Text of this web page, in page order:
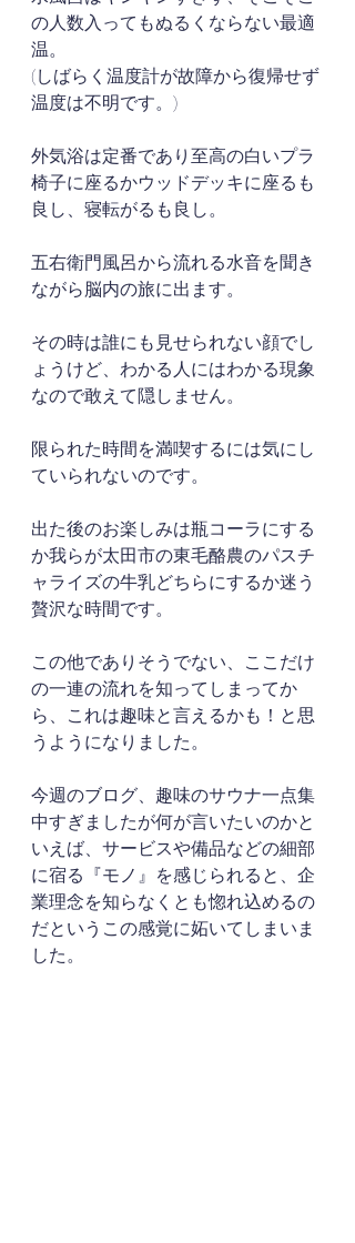
の人数入ってもぬるくならない最適
温。
(しばらく温度計が故障から復帰せず
温度は不明です。)
外気浴は定番であり至高の白いプラ
椅子に座るかウッドデッキに座るも
良し、寝転がるも良し。
五右衛門風呂から流れる水音を聞き
ながら脳内の旅に出ます。
その時は誰にも見せられない顔でし
ょうけど、わかる人にはわかる現象
なので敢えて隠しません。
限られた時間を満喫するには気にし
ていられないのです。
出た後のお楽しみは瓶コーラにする
か我らが太田市の東毛酪農のパスチ
ャライズの牛乳どちらにするか迷う
贅沢な時間です。
この他でありそうでない、ここだけ
の一連の流れを知ってしまってか
ら、これは趣味と言えるかも！と思
うようになりました。
今週のブログ、趣味のサウナ一点集
中すぎましたが何が言いたいのかと
いえば、サービスや備品などの細部
に宿る『モノ』を感じられると、企
業理念を知らなくとも惚れ込めるの
だというこの感覚に妬いてしまいま
した。